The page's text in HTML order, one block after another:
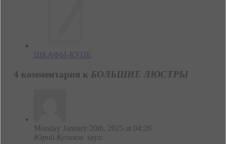
ШКАФЫ-КУПЕ
4 комментария к БОЛЬШИЕ ЛЮСТРЫ
Monday January 20th, 2025 at 04:26
Юрий Куликов says: